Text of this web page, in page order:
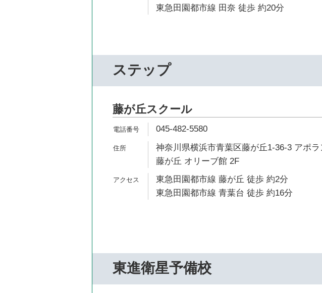
東急田園都市線 田奈 徒歩 約20分
ステップ
藤が丘スクール
045-482-5580
神奈川県横浜市青葉区藤が丘1-36-3 アポラ
藤が丘 オリーブ館 2F
東急田園都市線 藤が丘 徒歩 約2分
東急田園都市線 青葉台 徒歩 約16分
東進衛星予備校